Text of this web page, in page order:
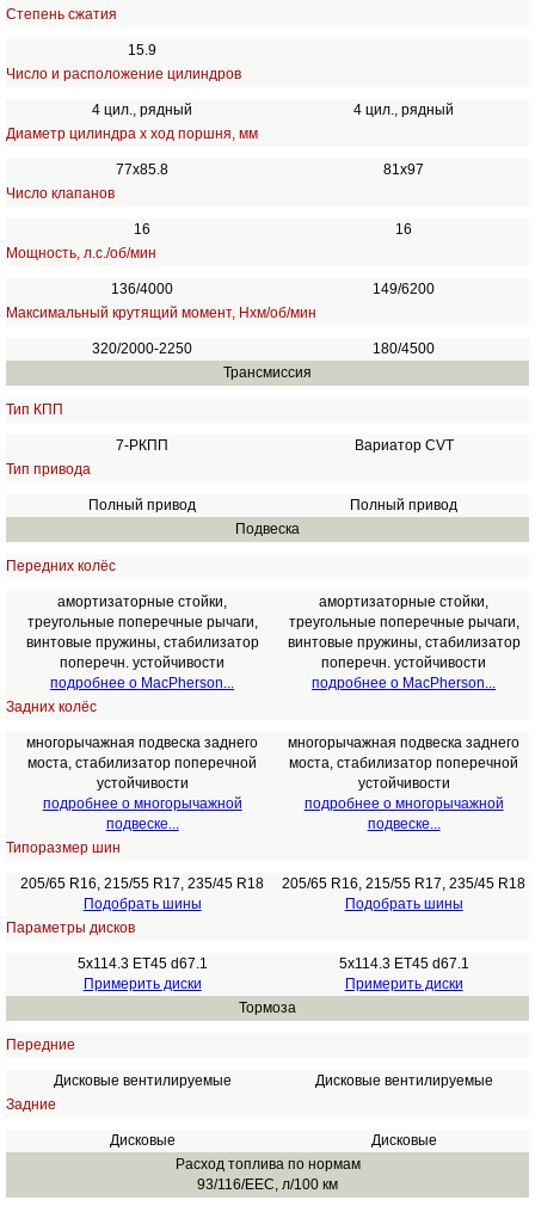
Степень сжатия
15.9
Число и расположение цилиндров
4 цил., рядный
4 цил., рядный
Диаметр цилиндра х ход поршня, мм
77x85.8
81x97
Число клапанов
16
16
Мощность, л.с./об/мин
136/4000
149/6200
Максимальный крутящий момент, Нхм/об/мин
320/2000-2250
180/4500
Трансмиссия
Тип КПП
7-РКПП
Вариатор CVT
Тип привода
Полный привод
Полный привод
Подвеска
Передних колёс
амортизаторные стойки,
треугольные поперечные рычаги,
винтовые пружины, стабилизатор
поперечн. устойчивости
подробнее о MacPherson...
амортизаторные стойки,
треугольные поперечные рычаги,
винтовые пружины, стабилизатор
поперечн. устойчивости
подробнее о MacPherson...
Задних колёс
многорычажная подвеска заднего
моста, стабилизатор поперечной
устойчивости
подробнее о многорычажной
подвеске...
многорычажная подвеска заднего
моста, стабилизатор поперечной
устойчивости
подробнее о многорычажной
подвеске...
Типоразмер шин
205/65 R16, 215/55 R17, 235/45 R18
Подобрать шины
205/65 R16, 215/55 R17, 235/45 R18
Подобрать шины
Параметры дисков
5x114.3 ET45 d67.1
Примерить диски
5x114.3 ET45 d67.1
Примерить диски
Тормоза
Передние
Дисковые вентилируемые
Дисковые вентилируемые
Задние
Дисковые
Дисковые
Расход топлива по нормам
93/116/EEC, л/100 км